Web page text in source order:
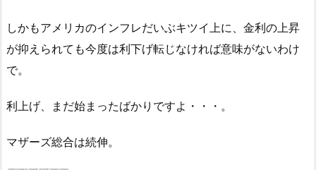
しかもアメリカのインフレだいぶキツイ上に、金利の上昇
が抑えられても今度は利下げ転じなければ意味がないわけ
で。
利上げ、まだ始まったばかりですよ・・・。
マザーズ総合は続伸。